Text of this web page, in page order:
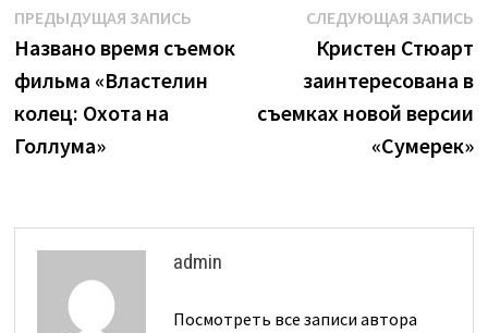
Навигация
по
записям
ПРЕДЫДУЩАЯ ЗАПИСЬПредыдущая
запись:
Названо время съемок
фильма «Властелин
колец: Охота на
Голлума»
СЛЕДУЮЩАЯ ЗАПИСЬ
Кристен Стюарт
заинтересована в
съемках новой версии
«Сумерек»
admin
Посмотреть все записи автора